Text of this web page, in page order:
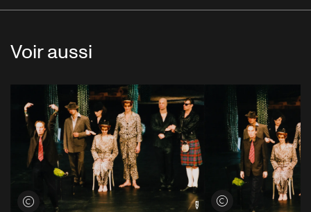
Voir aussi
Voir les crédits Voir les crédits